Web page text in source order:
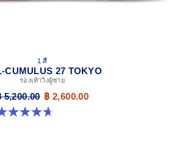
1 สี
CUMULUS 27 TOKYO
รองเท้าวิ่งผู้ชาย
5,200.00 ฿ 2,600.00
ดาว 15 รีวิว